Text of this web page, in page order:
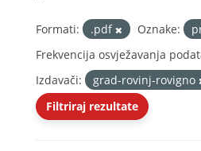
Formati: .pdf Oznake:
Frekvencija osvježavanja
Izdavači:
grad-rovinj-rovigno
Filtriraj rezultate